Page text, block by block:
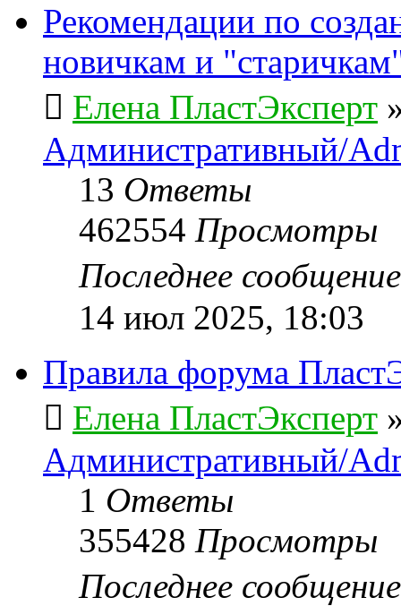
Рекомендации по
новичкам и
Елена ПластЭксперт
Административный/
13 Ответы
462554 Просмотры
Последнее
14 июл 2025, 18:03
Правила форума
Елена ПластЭксперт
Административный/
1 Ответы
355428 Просмотры
Последнее